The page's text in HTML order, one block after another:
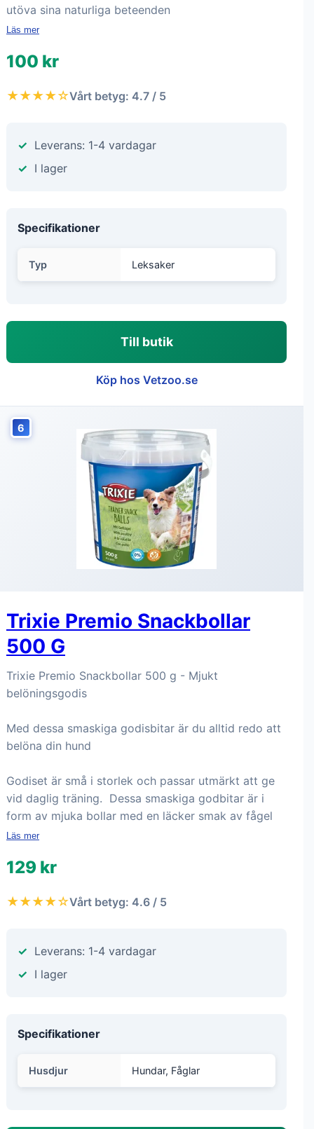
utöva sina naturliga beteenden
Läs mer
100 kr
★★★★☆Vårt betyg: 4.7 / 5
Leverans: 1-4 vardagar
I lager
Specifikationer
Typ Leksaker
Till butik
Köp hos Vetzoo.se
6
Trixie Premio Snackbollar
500 G
Trixie Premio Snackbollar 500 g - Mjukt
belöningsgodis
Med dessa smaskiga godisbitar är du alltid redo att
belöna din hund
Godiset är små i storlek och passar utmärkt att ge
vid daglig träning. Dessa smaskiga godbitar är i
form av mjuka bollar med en läcker smak av fågel
Läs mer
129 kr
★★★★☆Vårt betyg: 4.6 / 5
Leverans: 1-4 vardagar
I lager
Specifikationer
Husdjur Hundar, Fåglar